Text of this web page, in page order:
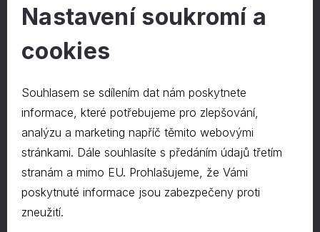
Ochrana osobních údajů
O společnosti
Kontakt
O nás
Kontakty
577 222 666
©2024 PD-HRAPA s.r.o.
Nastavení soukromí a
cookies
Souhlasem se sdílením dat nám poskytnete
informace, které potřebujeme pro zlepšování,
analýzu a marketing napříč těmito webovými
stránkami. Dále souhlasíte s předáním údajů třetím
stranám a mimo EU. Prohlašujeme, že Vámi
poskytnuté informace jsou zabezpečeny proti
zneužití.